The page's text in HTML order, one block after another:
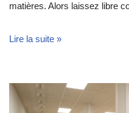
matières. Alors laissez libre
Lire la suite »